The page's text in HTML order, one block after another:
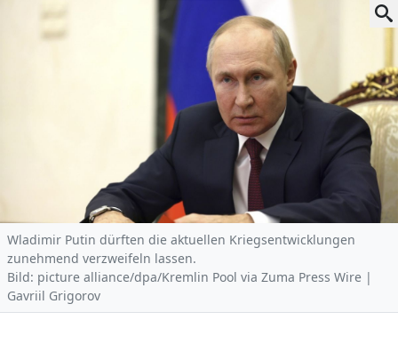
Wladimir Putin dürften die aktuellen Kriegsentwicklungen
zunehmend verzweifeln lassen.
Bild: picture alliance/dpa/Kremlin Pool via Zuma Press Wire |
Gavriil Grigorov